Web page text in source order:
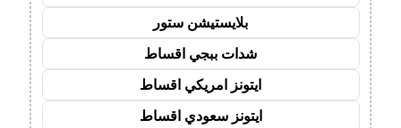
بلايستيشن ستور
شدات ببجي اقساط
ايتونز امريكي اقساط
ايتونز سعودي اقساط